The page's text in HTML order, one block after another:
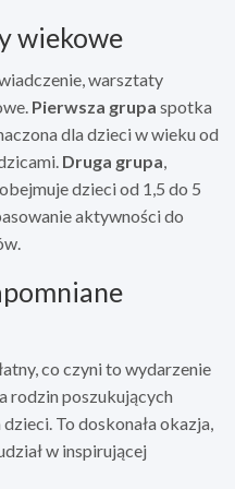
wiekowe
warsztaty
Pierwsza grupa spotka
dla dzieci w wieku od
Druga grupa,
dzieci od 1,5 do 5
aktywności do
co czyni to wydarzenie
rodzin poszukujących
To doskonała okazja,
w inspirującej